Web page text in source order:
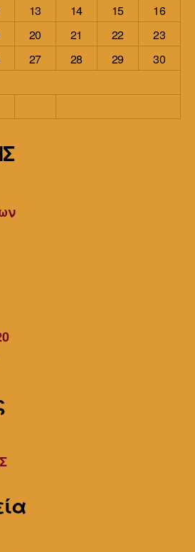
13 14 15
16
20 21 22
23
27 28 29
30